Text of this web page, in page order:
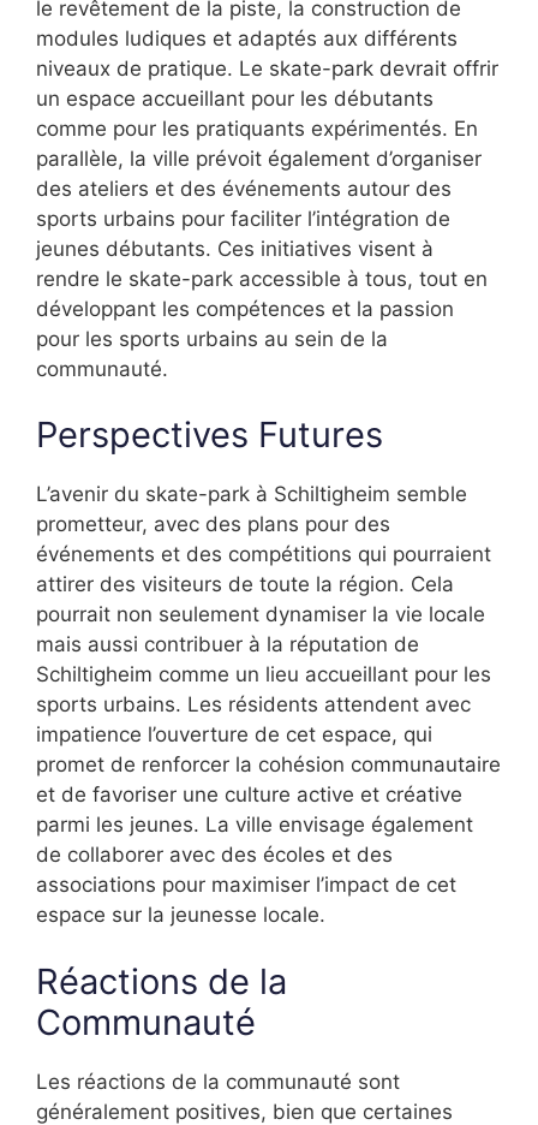
le revêtement de la piste, la construction de
modules ludiques et adaptés aux différents
niveaux de pratique. Le skate-park devrait offrir
un espace accueillant pour les débutants
comme pour les pratiquants expérimentés. En
parallèle, la ville prévoit également d’organiser
des ateliers et des événements autour des
sports urbains pour faciliter l’intégration de
jeunes débutants. Ces initiatives visent à
rendre le skate-park accessible à tous, tout en
développant les compétences et la passion
pour les sports urbains au sein de la
communauté.
Perspectives Futures
L’avenir du skate-park à Schiltigheim semble
prometteur, avec des plans pour des
événements et des compétitions qui pourraient
attirer des visiteurs de toute la région. Cela
pourrait non seulement dynamiser la vie locale
mais aussi contribuer à la réputation de
Schiltigheim comme un lieu accueillant pour les
sports urbains. Les résidents attendent avec
impatience l’ouverture de cet espace, qui
promet de renforcer la cohésion communautaire
et de favoriser une culture active et créative
parmi les jeunes. La ville envisage également
de collaborer avec des écoles et des
associations pour maximiser l’impact de cet
espace sur la jeunesse locale.
Réactions de la
Communauté
Les réactions de la communauté sont
généralement positives, bien que certaines